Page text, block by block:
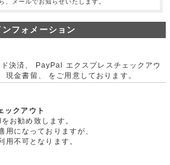
、メールでお知らせいたします。
ンフォメーション
決済、 PayPal エクスプレスチェックアウ
現金書留、 をご用意しております。
ックアウト
お勧め致します。
用になっておりますが、
用不可となります。